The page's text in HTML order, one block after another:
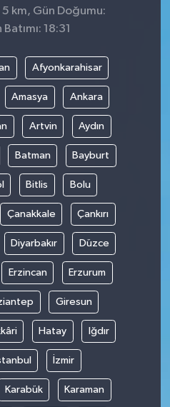
km, Gün Doğumu:
18:31
Afyonkarahisar
Amasya Ankara
Artvin Aydın
Batman Bayburt
Bitlis Bolu
Çanakkale Çankırı
Diyarbakır Düzce
Erzincan Erzurum
Giresun
Hatay Iğdır
İzmir
Karabük Karaman